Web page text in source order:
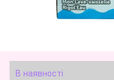
В наявності